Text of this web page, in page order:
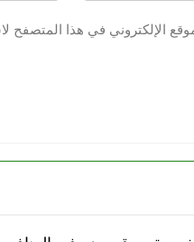
الإلكتروني في هذا المتصفح